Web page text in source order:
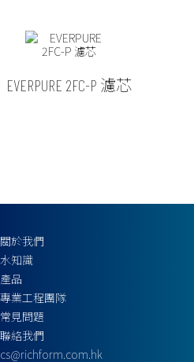
EVERPURE 2FC-P 濾芯
關於我們
水知識
產品
專業工程團隊
常見問題
聯絡我們
cs@richform.com.hk